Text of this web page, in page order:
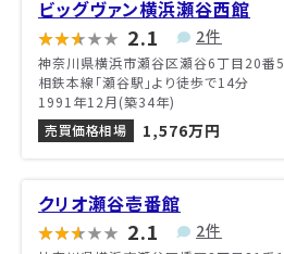
ビッグヴァン横浜瀬谷西館
2.1 2件
神奈川県横浜市瀬谷区瀬谷6丁目20番
相鉄本線「瀬谷駅」より徒歩で14分
1991年12月(築34年)
売買価格相場
1,576万円
クリオ瀬谷壱番館
2.1 2件